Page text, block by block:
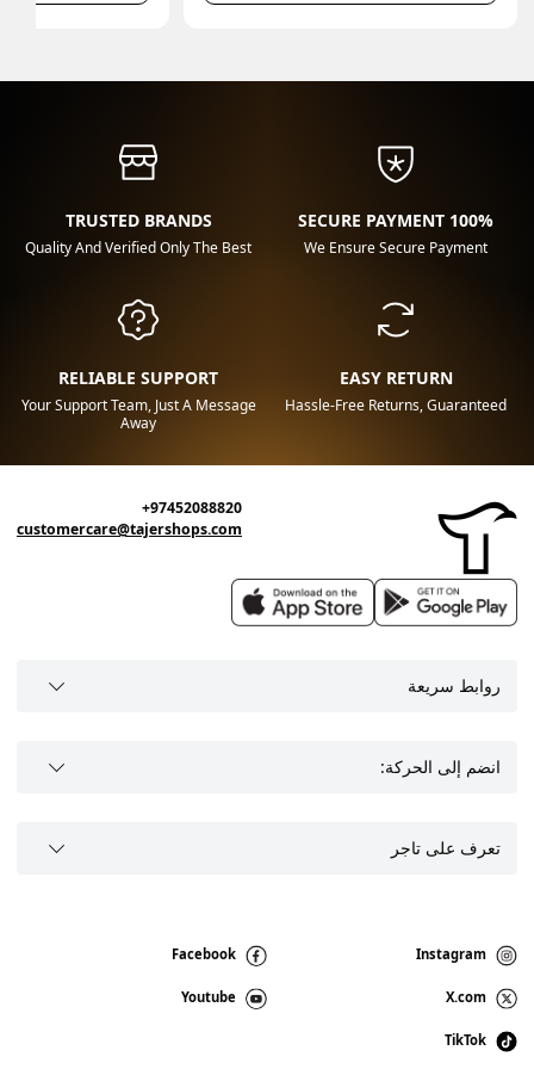
100% SECURE PAYMENT
We Ensure Secure Payment
TRUSTED BRANDS
Quality And Verified Only The Best
EASY RETURN
Hassle-Free Returns, Guaranteed
RELIABLE SUPPORT
Your Support Team, Just A Message
Away
+97452088820
customercare@tajershops.com
روابط سريعة
انضم إلى الحركة:
تعرف على تاجر
Instagram
Facebook
X.com
Youtube
TikTok